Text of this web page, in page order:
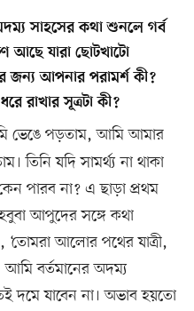
সাহসের কথা শুনলে গর্ব
আছে যারা ছোটখাটো
জন্য আপনার পরামর্শ কী?
রাখার সূত্রটা কী?
ভেঙে পড়তাম, আমি আমার
তিনি যদি সামর্থ্য না থাকা
পারব না? এ ছাড়া প্রথম
আপুদের সঙ্গে কথা
আলোর পথের যাত্রী,
আমি বর্তমানের অদম্য
দমে যাবেন না। অভাব হয়তো